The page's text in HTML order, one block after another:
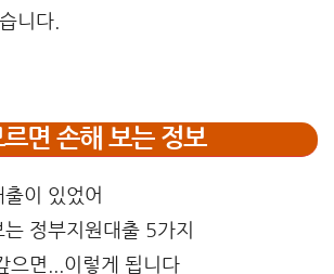
니다.
면 손해 보는 정보